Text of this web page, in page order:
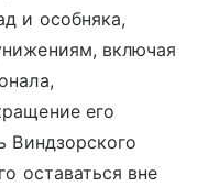
и особняка,
включая
его
Виндзорского
оставаться вне